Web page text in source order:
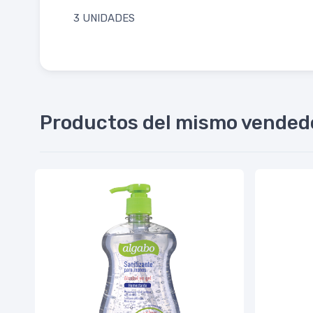
3 UNIDADES
Productos del mismo